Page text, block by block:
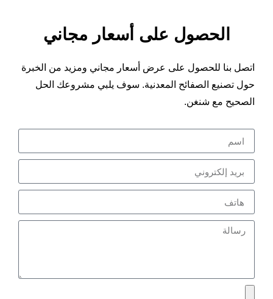
الحصول على أسعار مجاني
اتصل بنا للحصول على عرض أسعار مجاني ومزيد من الخبرة
حول تصنيع الصفائح المعدنية. سوف يلبي مشروعك الحل
الصحيح مع شنغن.